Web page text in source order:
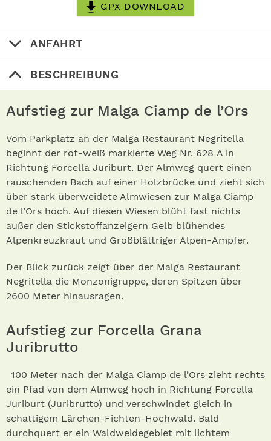
GPX DOWNLOAD
ANFAHRT
BESCHREIBUNG
Aufstieg zur Malga Ciamp de l’Ors
Vom Parkplatz an der Malga Restaurant Negritella
beginnt der rot-weiß markierte Weg Nr. 628 A in
Richtung Forcella Juriburt. Der Almweg quert einen
rauschenden Bach auf einer Holzbrücke und zieht sich
über stark überweidete Almwiesen zur Malga Ciamp
de l’Ors hoch. Auf diesen Wiesen blüht fast nichts
außer den Stickstoffanzeigern Gelb blühendes
Alpenkreuzkraut und Großblättriger Alpen-Ampfer.
Der Blick zurück zeigt über der Malga Restaurant
Negritella die Monzonigruppe, deren Spitzen über
2600 Meter hinausragen.
Aufstieg zur Forcella Grana
Juribrutto
100 Meter nach der Malga Ciamp de l’Ors zieht rechts
ein Pfad von dem Almweg hoch in Richtung Forcella
Juriburt (Juribrutto) und verschwindet gleich in
schattigem Lärchen-Fichten-Hochwald. Bald
durchquert er ein Waldweidegebiet mit lichtem